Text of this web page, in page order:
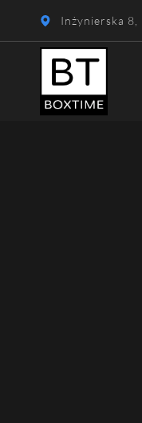
Inżynierska 8